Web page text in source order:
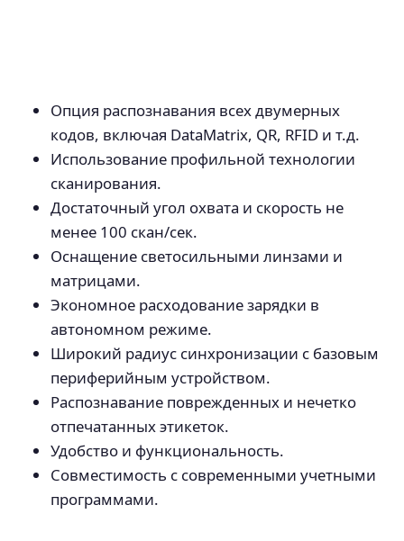
Опция распознавания всех двумерных
кодов, включая DataMatrix, QR, RFID и т.д.
Использование профильной технологии
сканирования.
Достаточный угол охвата и скорость не
менее 100 скан/сек.
Оснащение светосильными линзами и
матрицами.
Экономное расходование зарядки в
автономном режиме.
Широкий радиус синхронизации с базовым
периферийным устройством.
Распознавание поврежденных и нечетко
отпечатанных этикеток.
Удобство и функциональность.
Совместимость с современными учетными
программами.